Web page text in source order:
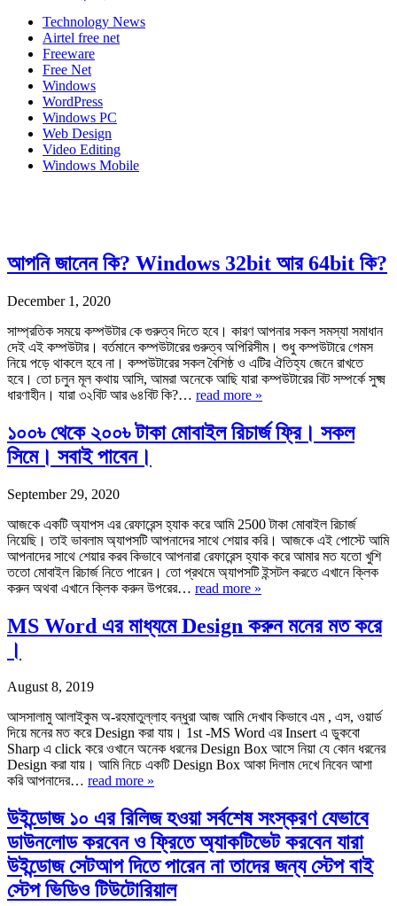
Technology News
Airtel free net
Freeware
Free Net
Windows
WordPress
Windows PC
Web Design
Video Editing
Windows Mobile
আপনি জানেন কি? Windows 32bit আর 64bit কি?
December 1, 2020
সাম্প্রতিক সময়ে কম্পউটার কে গুরুত্ব দিতে হবে। কারণ আপনার সকল সমস্যা সমাধান
দেই এই কম্পউটার। বর্তমানে কম্পউটারের গুরুত্ব অপিরিসীম। শুধু কম্পউটারে গেমস
নিয়ে পড়ে থাকলে হবে না। কম্পউটারের সকল বৈশিষ্ঠ ও এটির ঐতিহ্য জেনে রাখতে
হবে। তো চলুন মূল কথায় আসি, আমরা অনেকে আছি যারা কম্পউটারের বিট সম্পর্কে সুক্ষ্ম
ধারণাহীন। যারা ৩২বিট আর ৬৪বিট কি?… read more »
১০০৳ থেকে ২০০৳ টাকা মোবাইল রিচার্জ ফ্রি। সকল
সিমে। সবাই পাবেন।
September 29, 2020
আজকে একটি অ্যাপস এর রেফারেন্স হ্যাক করে আমি 2500 টাকা মোবাইল রিচার্জ
নিয়েছি। তাই ভাবলাম অ্যাপসটি আপনাদের সাথে শেয়ার করি। আজকে এই পোস্টে আমি
আপনাদের সাথে শেয়ার করব কিভাবে আপনারা রেফারেন্স হ্যাক করে আমার মত যতো খুশি
ততো মোবাইল রিচার্জ নিতে পারেন। তো প্রথমে অ্যাপসটি ইন্সটল করতে এখানে ক্লিক
করুন অথবা এখানে ক্লিক করুন উপরের… read more »
MS Word এর মাধ্যমে Design করুন মনের মত করে
।
August 8, 2019
আসসালামু আলাইকুম অ-রহমাতুল্লাহ বন্ধুরা আজ আমি দেখাব কিভাবে এম , এস, ওয়ার্ড
দিয়ে মনের মত করে Design করা যায়। 1st -MS Word এর Insert এ ডুকবো
Sharp এ click করে ওখানে অনেক ধরনের Design Box আসে নিয়া যে কোন ধরনের
Design করা যায়। আমি নিচে একটি Design Box আকা দিলাম দেখে নিবেন আশা
করি আপনাদের… read more »
উইন্ডোজ ১০ এর রিলিজ হওয়া সর্বশেষ সংস্করণ যেভাবে
ডাউনলোড করবেন ও ফ্রিতে অ্যাকটিভেট করবেন যারা
উইন্ডোজ সেটআপ দিতে পারেন না তাদের জন্য স্টেপ বাই
স্টেপ ভিডিও টিউটোরিয়াল